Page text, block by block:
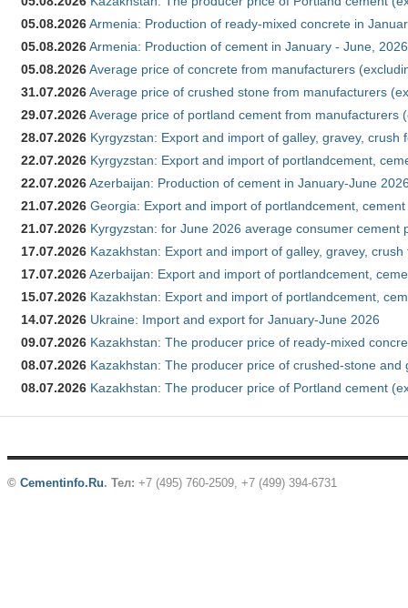
05.08.2026Armenia: Production of ready-mixed concrete in
05.08.2026Armenia: Production of cement in January - June, 2026
05.08.2026Average price of concrete from manufacturers
31.07.2026Average price of crushed stone from manufacturers
29.07.2026Average price of portland cement from manufacturers
28.07.2026 Kyrgyzstan: Export and import of galley, gravey,
22.07.2026 Kyrgyzstan: Export and import of portlandcement,
22.07.2026Azerbaijan: Production of cement in January-June
21.07.2026 Georgia: Export and import of portlandcement,
21.07.2026 Kyrgyzstan: for June 2026 average consumer cement
17.07.2026 Kazakhstan: Export and import of galley, gravey,
17.07.2026Azerbaijan: Export and import of portlandcement,
15.07.2026 Kazakhstan: Export and import of portlandcement,
14.07.2026 Ukraine: Import and export for January-June 2026
09.07.2026 Kazakhstan: The producer price of ready-mixed
08.07.2026 Kazakhstan: The producer price of crushed-stone and
08.07.2026 Kazakhstan: The producer price of Portland cement
© Cementinfo.Ru. Тел: +7 (495) 760-2509, +7 (499) 394-6731